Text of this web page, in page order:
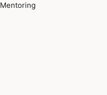
Mentoring